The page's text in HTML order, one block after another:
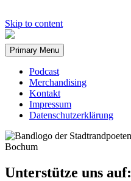
Skip to content
Primary Menu
Podcast
Merchandising
Kontakt
Impressum
Datenschutzerklärung
Unterstütze uns auf: